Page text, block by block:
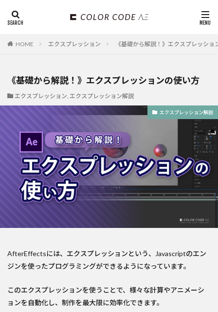
HOME エクスプレッション 《基礎から解説！》エクスプレッショ
《基礎から解説！》エクスプレッションの使い方
エクスプレッション, エクスプレッション解説
エクスプレッション解説
AfterEffectsには、エクスプレッションという、Javascriptのエン
ジンを使ったプログラミングができるようになっています。
このエクスプレッションを使うことで、様々な計算やアニメーシ
ョンを自動化し、制作を最大限に効率化できます。